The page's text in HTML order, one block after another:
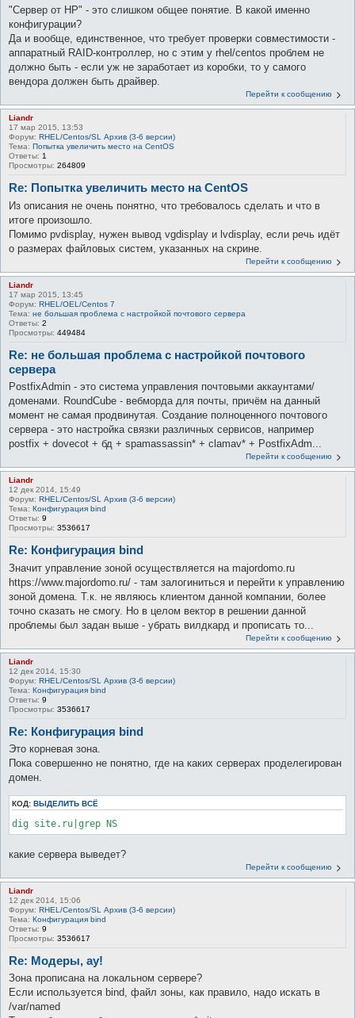
"Сервер от HP" - это слишком общее понятие. В какой именно
конфигурации?
Да и вообще, единственное, что требует проверки совместимости -
аппаратный RAID-контроллер, но с этим у rhel/centos проблем не
должно быть - если уж не заработает из коробки, то у самого
вендора должен быть драйвер.
Перейти к сообщению
Liandr
17 мар 2015, 13:53
Форум: RHEL/Centos/SL Архив (3-6 версии)
Тема: Попытка увеличить место на CentOS
Ответы: 1
Просмотры: 264809
Re: Попытка увеличить место на CentOS
Из описания не очень понятно, что требовалось сделать и что в
итоге произошло.
Помимо pvdisplay, нужен вывод vgdisplay и lvdisplay, если речь идёт
о размерах файловых систем, указанных на скрине.
Перейти к сообщению
Liandr
17 мар 2015, 13:45
Форум: RHEL/OEL/Centos 7
Тема: не большая проблема с настройкой почтового сервера
Ответы: 2
Просмотры: 449484
Re: не большая проблема с настройкой почтового
сервера
PostfixAdmin - это система управления почтовыми аккаунтами/
доменами. RoundCube - вебморда для почты, причём на данный
момент не самая продвинутая. Создание полноценного почтового
сервера - это настройка связки различных сервисов, например
postfix + dovecot + бд + spamassassin* + clamav* + PostfixAdm...
Перейти к сообщению
Liandr
12 дек 2014, 15:49
Форум: RHEL/Centos/SL Архив (3-6 версии)
Тема: Конфигурация bind
Ответы: 9
Просмотры: 3536617
Re: Конфигурация bind
Значит управление зоной осуществляется на majordomo.ru
https://www.majordomo.ru/ - там залогиниться и перейти к управлению
зоной домена. Т.к. не являюсь клиентом данной компании, более
точно сказать не смогу. Но в целом вектор в решении данной
проблемы был задан выше - убрать вилдкард и прописать то...
Перейти к сообщению
Liandr
12 дек 2014, 15:30
Форум: RHEL/Centos/SL Архив (3-6 версии)
Тема: Конфигурация bind
Ответы: 9
Просмотры: 3536617
Re: Конфигурация bind
Это корневая зона.
Пока совершенно не понятно, где на каких серверах проделегирован
домен.
КОД: ВЫДЕЛИТЬ ВСЁ
dig site.ru|grep NS
какие сервера выведет?
Перейти к сообщению
Liandr
12 дек 2014, 15:06
Форум: RHEL/Centos/SL Архив (3-6 версии)
Тема: Конфигурация bind
Ответы: 9
Просмотры: 3536617
Re: Модеры, ау!
Зона прописана на локальном сервере?
Если используется bind, файл зоны, как правило, надо искать в
/var/named